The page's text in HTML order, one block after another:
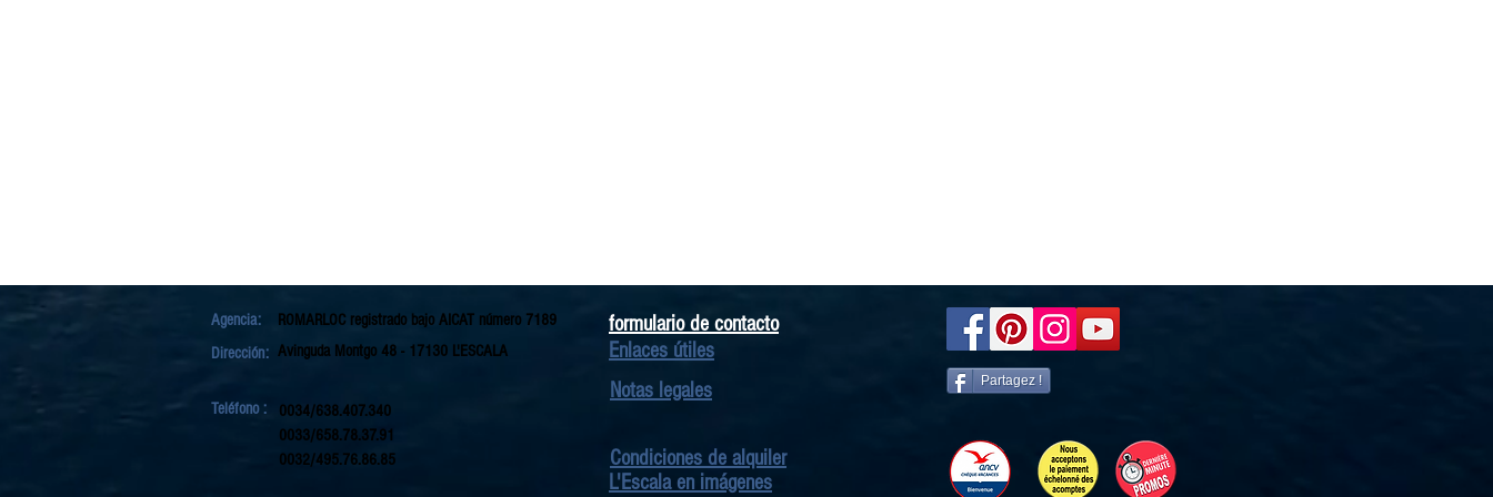
Agencia: ROMARLOC registrado bajo AICAT número 7189
Dirección: Avinguda Montgo 48 - 17130 L'ESCALA
Teléfono :
0034/638.407.340
0033/658.78.37.91
0032/495.76.86.85
formulario de contacto
Enlaces útiles
Notas legales
Condiciones de alquiler
L'Escala en imágenes
Partagez !